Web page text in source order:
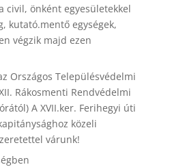
civil, önként egyesületekkel
kutató.mentő egységek,
végzik majd ezen
Országos Településvédelmi
Rákosmenti Rendvédelmi
A XVII.ker. Ferihegyi úti
közeli
várunk!